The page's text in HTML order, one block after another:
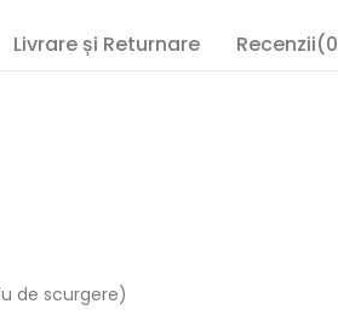
Livrare și Returnare
de scurgere)